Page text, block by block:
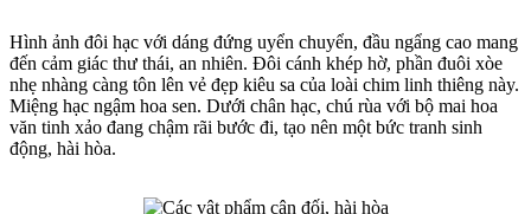
Hình ảnh đôi hạc với dáng đứng uyển chuyển, đầu ngẩng cao mang
đến cảm giác thư thái, an nhiên. Đôi cánh khép hờ, phần đuôi xòe
nhẹ nhàng càng tôn lên vẻ đẹp kiêu sa của loài chim linh thiêng này.
Miệng hạc ngậm hoa sen. Dưới chân hạc, chú rùa với bộ mai hoa
văn tinh xảo đang chậm rãi bước đi, tạo nên một bức tranh sinh
động, hài hòa.